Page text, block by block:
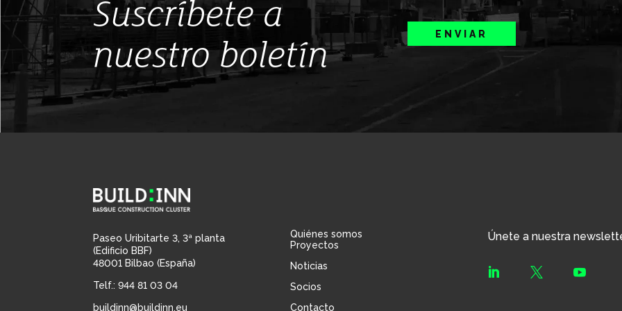
Suscríbete a
nuestro boletín
ENVIAR
Paseo Uribitarte 3, 3ª planta
(Edificio BBF)
48001 Bilbao (España)
Telf.: 944 81 03 04
buildinn@buildinn.eu
Quiénes somos
Proyectos
Noticias
Socios
Contacto
Únete a nuestra
  